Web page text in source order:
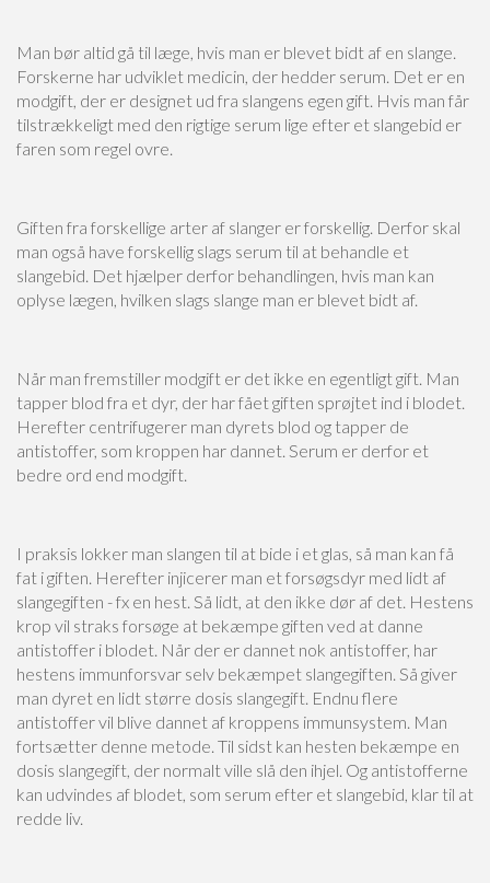
Man bør altid gå til læge, hvis man er blevet bidt af en slange.
Forskerne har udviklet medicin, der hedder serum. Det er en
modgift, der er designet ud fra slangens egen gift. Hvis man får
tilstrækkeligt med den rigtige serum lige efter et slangebid er
faren som regel ovre.
Giften fra forskellige arter af slanger er forskellig. Derfor skal
man også have forskellig slags serum til at behandle et
slangebid. Det hjælper derfor behandlingen, hvis man kan
oplyse lægen, hvilken slags slange man er blevet bidt af.
Når man fremstiller modgift er det ikke en egentligt gift. Man
tapper blod fra et dyr, der har fået giften sprøjtet ind i blodet.
Herefter centrifugerer man dyrets blod og tapper de
antistoffer, som kroppen har dannet. Serum er derfor et
bedre ord end modgift.
I praksis lokker man slangen til at bide i et glas, så man kan få
fat i giften. Herefter injicerer man et forsøgsdyr med lidt af
slangegiften - fx en hest. Så lidt, at den ikke dør af det. Hestens
krop vil straks forsøge at bekæmpe giften ved at danne
antistoffer i blodet. Når der er dannet nok antistoffer, har
hestens immunforsvar selv bekæmpet slangegiften. Så giver
man dyret en lidt større dosis slangegift. Endnu flere
antistoffer vil blive dannet af kroppens immunsystem. Man
fortsætter denne metode. Til sidst kan hesten bekæmpe en
dosis slangegift, der normalt ville slå den ihjel. Og antistofferne
kan udvindes af blodet, som serum efter et slangebid, klar til at
redde liv.